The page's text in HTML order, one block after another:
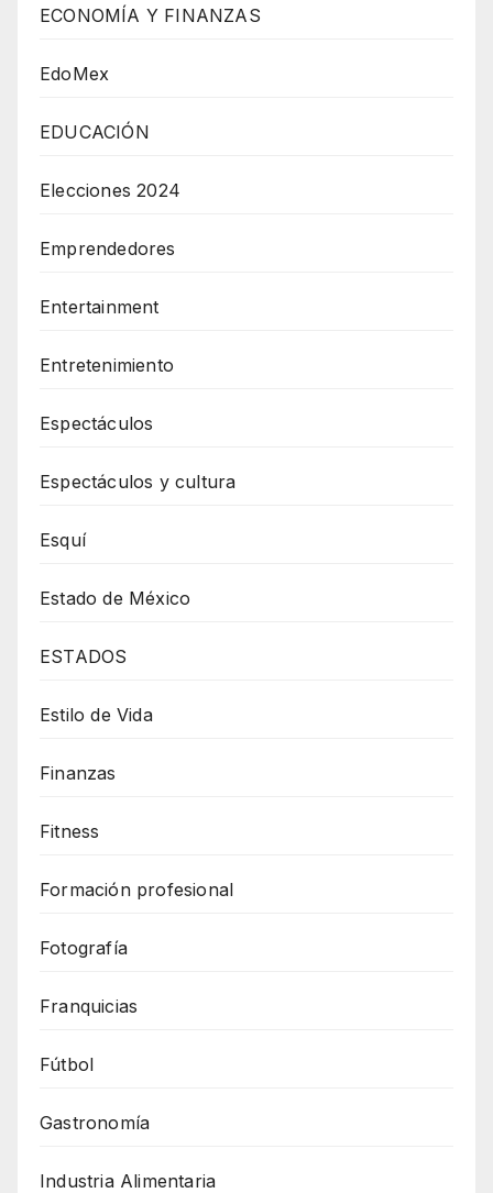
ECONOMÍA Y FINANZAS
EdoMex
EDUCACIÓN
Elecciones 2024
Emprendedores
Entertainment
Entretenimiento
Espectáculos
Espectáculos y cultura
Esquí
Estado de México
ESTADOS
Estilo de Vida
Finanzas
Fitness
Formación profesional
Fotografía
Franquicias
Fútbol
Gastronomía
Industria Alimentaria